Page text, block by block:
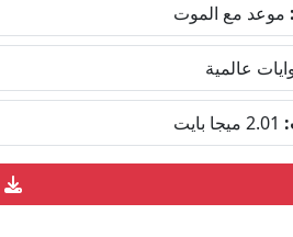
موعد مع الموت
عالمية
2.01 ميجا بايت